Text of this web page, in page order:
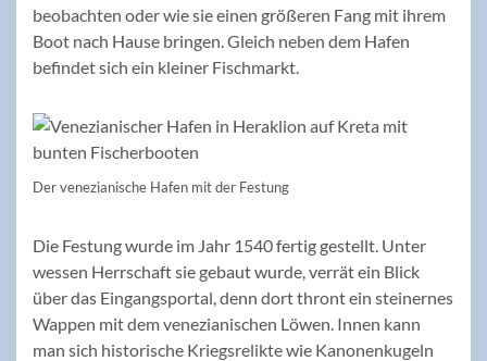
beobachten oder wie sie einen größeren Fang mit ihrem
Boot nach Hause bringen. Gleich neben dem Hafen
befindet sich ein kleiner Fischmarkt.
Der venezianische Hafen mit der Festung
Die Festung wurde im Jahr 1540 fertig gestellt. Unter
wessen Herrschaft sie gebaut wurde, verrät ein Blick
über das Eingangsportal, denn dort thront ein steinernes
Wappen mit dem venezianischen Löwen. Innen kann
man sich historische Kriegsrelikte wie Kanonenkugeln